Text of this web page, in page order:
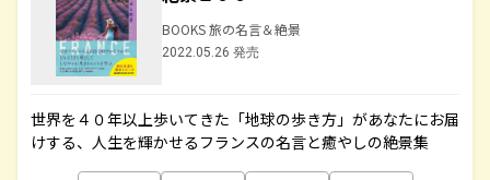
BOOKS 旅の名言＆絶景
2022.05.26 発売
世界を４０年以上歩いてきた「地球の歩き方」があなたにお届
けする、人生を輝かせるフランスの名言と癒やしの絶景集